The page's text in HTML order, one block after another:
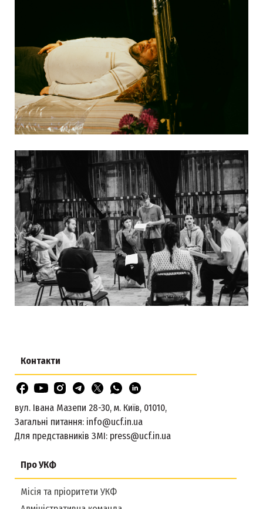
Про УКФ
Місія та пріоритети УКФ
Контакти
вул. Івана Мазепи 28-30, м. Київ, 01010,
Загальні питання: info@ucf.in.ua
Для представників ЗМІ: press@ucf.in.ua